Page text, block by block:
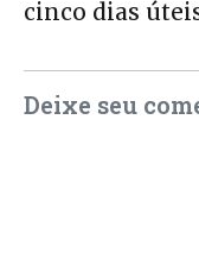
cinco dias
Deixe seu